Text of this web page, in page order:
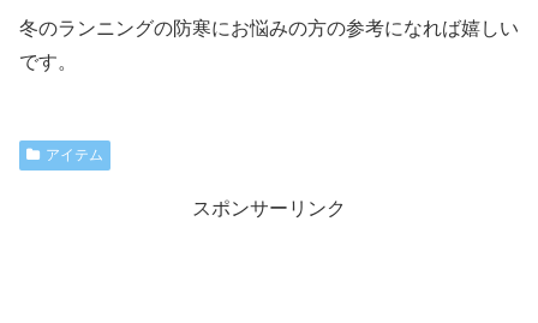
冬のランニングの防寒にお悩みの方の参考になれば嬉しい
です。
アイテム
スポンサーリンク